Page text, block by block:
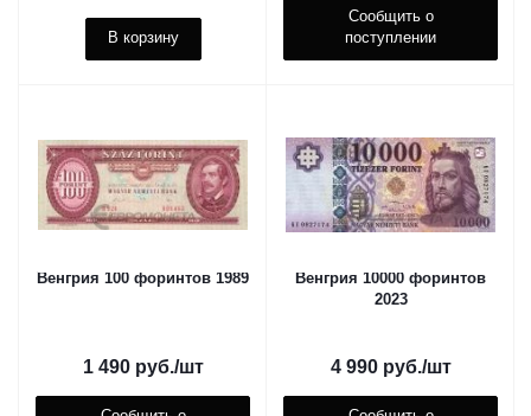
В корзину
Сообщить о
поступлении
Венгрия 100 форинтов 1989
1 490руб./шт
Венгрия 10000 форинтов
2023
4 990руб./шт